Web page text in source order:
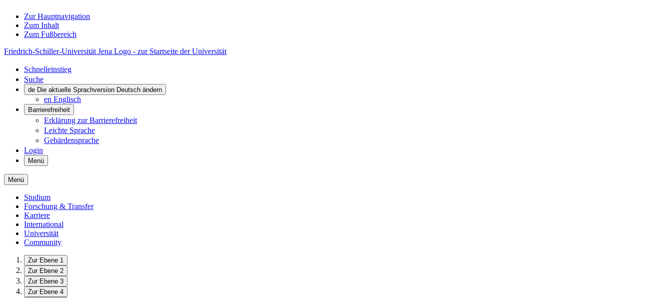
Zur Hauptnavigation
Zum Inhalt
Zum Fußbereich
Friedrich-Schiller-Universität Jena Logo - zur Startseite der Universität
Schnelleinstieg
Suche
de Die aktuelle Sprachversion Deutsch ändern
en Englisch
Barrierefreiheit
Erklärung zur Barrierefreiheit
Leichte Sprache
Gebärdensprache
Login
Menü
Menü
Studium
Forschung & Transfer
Karriere
International
Universität
Community
Zur Ebene 1
Zur Ebene 2
Zur Ebene 3
Zur Ebene 4